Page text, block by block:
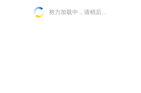
努力加载中，请稍后...